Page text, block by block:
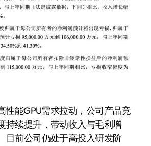
性能GPU需求拉动，公司产品竞
持续提升，带动收入与毛利增
目前公司仍处于高投入研发阶